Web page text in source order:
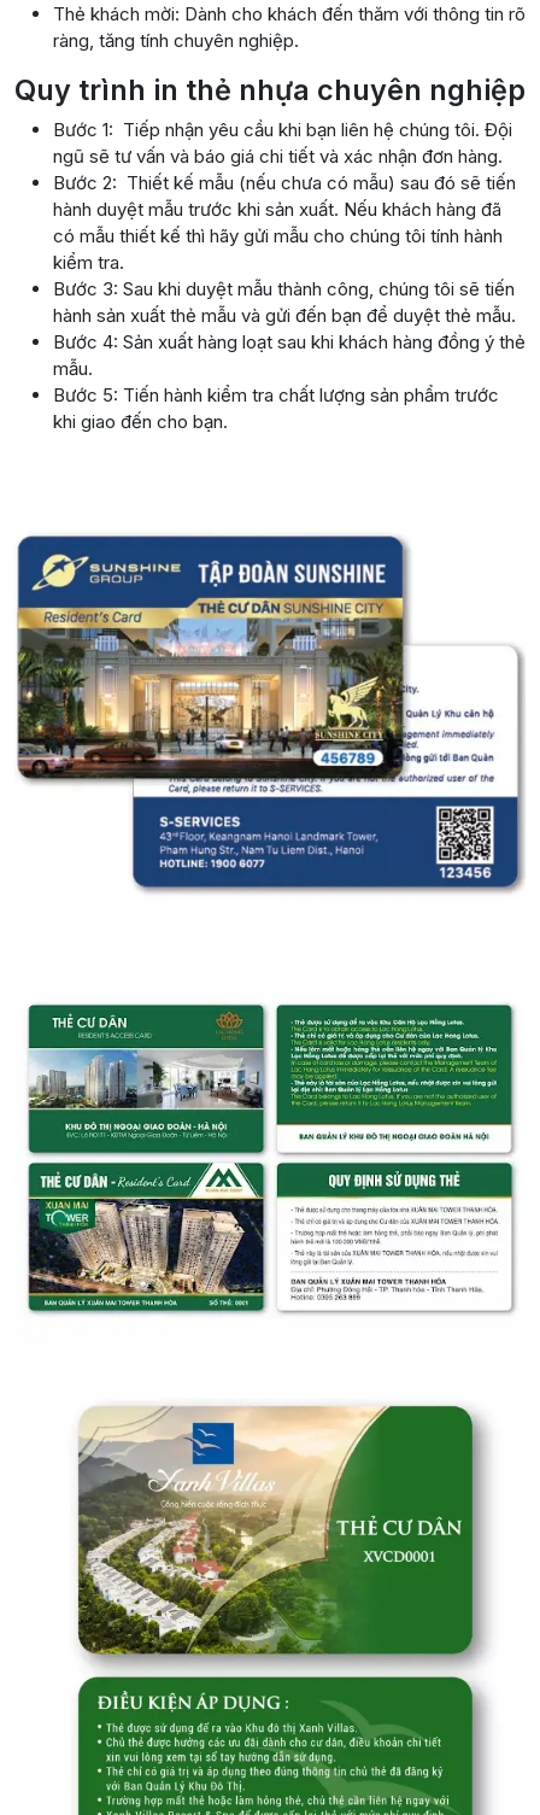
Thẻ khách mời: Dành cho khách đến thăm với thông tin rõ
ràng, tăng tính chuyên nghiệp.
Quy trình in thẻ nhựa chuyên nghiệp
Bước 1: Tiếp nhận yêu cầu khi bạn liên hệ chúng tôi. Đội
ngũ sẽ tư vấn và báo giá chi tiết và xác nhận đơn hàng.
Bước 2: Thiết kế mẫu (nếu chưa có mẫu) sau đó sẽ tiến
hành duyệt mẫu trước khi sản xuất. Nếu khách hàng đã
có mẫu thiết kế thì hãy gửi mẫu cho chúng tôi tính hành
kiểm tra.
Bước 3: Sau khi duyệt mẫu thành công, chúng tôi sẽ tiến
hành sản xuất thẻ mẫu và gửi đến bạn để duyệt thẻ mẫu.
Bước 4: Sản xuất hàng loạt sau khi khách hàng đồng ý thẻ
mẫu.
Bước 5: Tiến hành kiểm tra chất lượng sản phẩm trước
khi giao đến cho bạn.